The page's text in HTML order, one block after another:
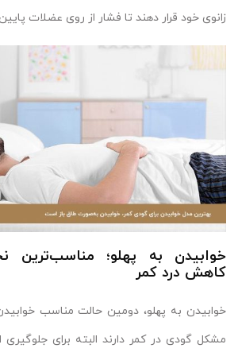
زانوی خود قرار دهند تا فشار از روی عضلات
خوابیدن به پهلو؛ مناسب‌ترین
کاهش درد کمر
خوابیدن به پهلو، دومین حالت مناسب
مشکل گودی در کمر دارند البته برای جلوگیری